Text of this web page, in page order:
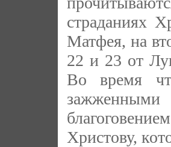
страданиях
Матфея, на
22 и 23 от
Во время
Христову,